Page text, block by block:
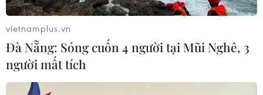
vietnamplus.vn
Đà Nẵng: Sóng cuốn 4 người tại Mũi Nghê, 3
người mất tích